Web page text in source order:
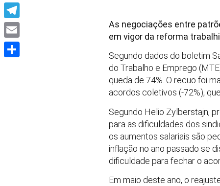
As negociações entre
em vigor da reforma
Segundo dados do boletim
do Trabalho e Emprego
queda de 74%. O recuo foi
acordos coletivos (-72%),
Segundo Helio Zylberstajn,
para as dificuldades dos
os aumentos salariais são
inflação no ano passado se
dificuldade para fechar o
Em maio deste ano, o
WhatsApp
Telegram
Email